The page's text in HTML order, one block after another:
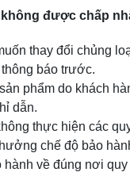
được chấp
thay đổi chủng
báo trước.
phẩm do khách
dẫn.
thực hiện các
chế độ bảo
về đúng nơi